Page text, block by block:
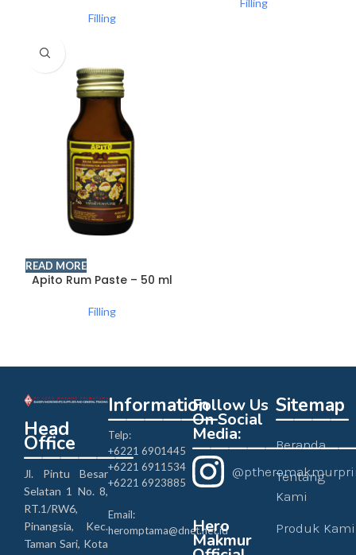
Filling
Filling
READ MORE
Apito Rum Paste – 50 ml
Filling
Head
Office
——————
Jl. Pintu Besar
Selatan 1 No. 8,
RT.1/RW6,
Pinangsia, Kec.
Taman Sari, Kota
Information
——————
Telp:
+6221 6901445
+6221 6911534
+6221 6923885
Email:
heromptama@dnet.net.id
Follow Us
On Social
Media:
—————————
Hero
Makmur
Sitemap
————
Beranda
Tentang
Kami
Produk Kami